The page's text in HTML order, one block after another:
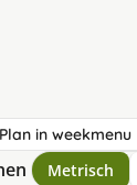
Plan in weekmenu
Metrisch